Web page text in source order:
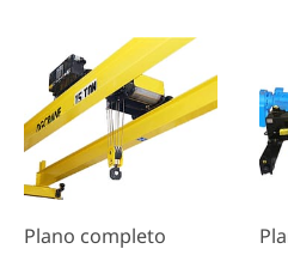
Plano completo